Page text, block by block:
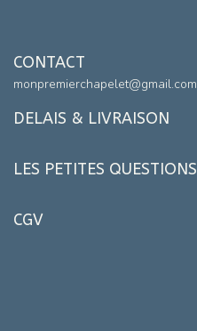
CONTACT
monpremierchapelet@gmail.com
DELAIS & LIVRAISON
LES PETITES QUESTIONS
CGV